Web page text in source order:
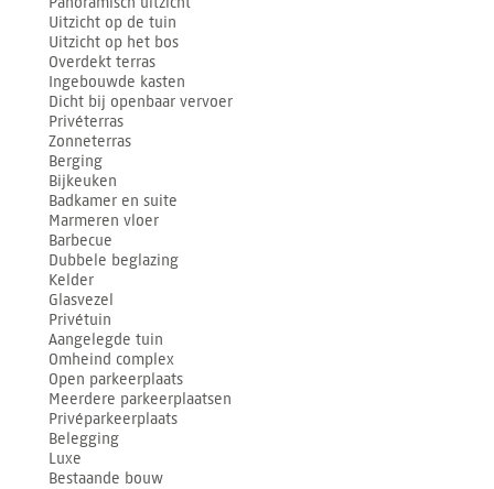
Uitzicht op de tuin
Uitzicht op het bos
Overdekt terras
Ingebouwde kasten
Dicht bij openbaar vervoer
Privéterras
Zonneterras
Berging
Bijkeuken
Badkamer en suite
Marmeren vloer
Barbecue
Dubbele beglazing
Kelder
Glasvezel
Privétuin
Aangelegde tuin
Omheind complex
Open parkeerplaats
Meerdere parkeerplaatsen
Privéparkeerplaats
Belegging
Luxe
Bestaande bouw